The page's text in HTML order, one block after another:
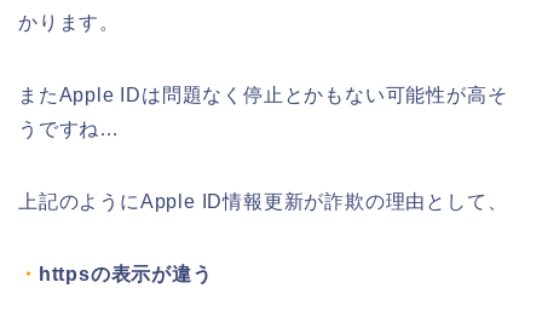
かります。
またApple IDは問題なく停止とかもない可能性が高そ
うですね…
上記のようにApple ID情報更新が詐欺の理由として、
・ httpsの表示が違う